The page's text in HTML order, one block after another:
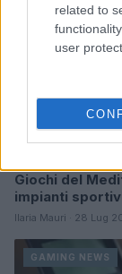
related to
user
Giochi del
impianti
Ilaria Mauri · 28 Lug
GAMING NEWS